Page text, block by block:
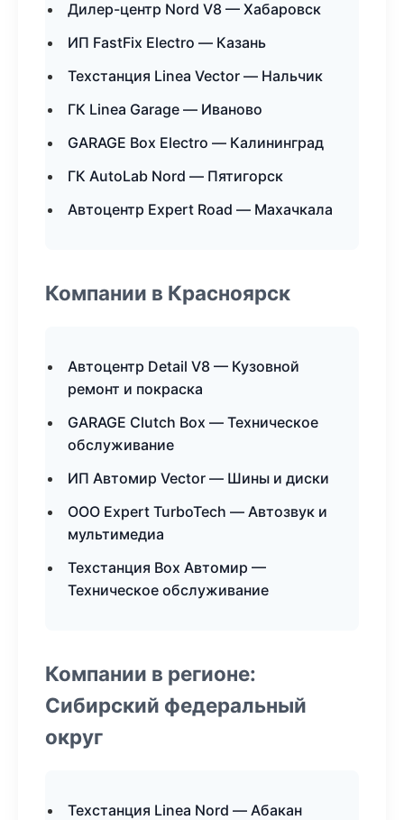
Дилер-центр Nord V8 — Хабаровск
ИП FastFix Electro — Казань
Техстанция Linea Vector — Нальчик
ГК Linea Garage — Иваново
GARAGE Box Electro — Калининград
ГК AutoLab Nord — Пятигорск
Автоцентр Expert Road — Махачкала
Компании в Красноярск
Автоцентр Detail V8 — Кузовной
ремонт и покраска
GARAGE Clutch Box — Техническое
обслуживание
ИП Автомир Vector — Шины и диски
ООО Expert TurboTech — Автозвук и
мультимедиа
Техстанция Box Автомир —
Техническое обслуживание
Компании в регионе:
Сибирский федеральный
округ
Техстанция Linea Nord — Абакан